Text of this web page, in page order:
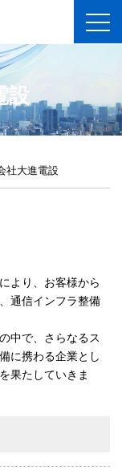
設
社大進電設
より、お客様から
通信インフラ整備
中で、さらなるス
に携わる企業とし
果たしていきま